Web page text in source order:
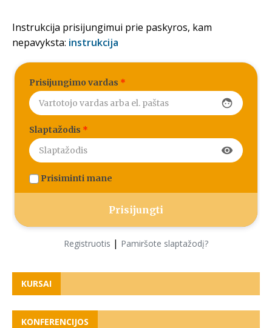
Instrukcija prisijungimui prie paskyros, kam
nepavyksta: instrukcija
Prisijungimo vardas *
face
Slaptažodis *
visibility
Prisiminti mane
Registruotis | Pamiršote slaptažodį?
KURSAI
KONFERENCIJOS